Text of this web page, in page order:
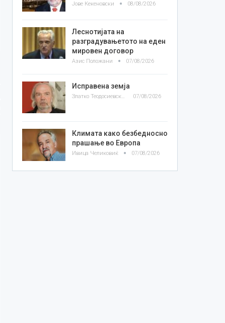
Јове Кекеновски 08/08/2026
Леснотијата на
разградувањетото на еден
мировен договор
Азис Положани 07/08/2026
Исправена земја
Златко Теодосиевски 07/08/2026
Климата како безбедносно
прашање во Европа
Ивица Челиковиќ 07/08/2026